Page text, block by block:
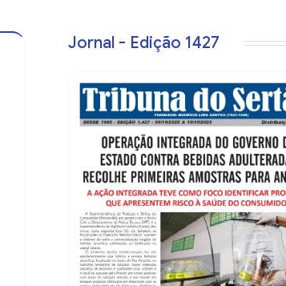
Jornal - Edição 1427